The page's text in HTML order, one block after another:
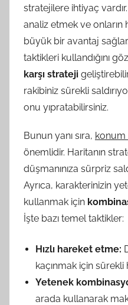
stratejilere ihtiyaç
analiz etmek ve
büyük bir avantaj sağlar.
taktikleri kullandığını
karşı strateji
rakibiniz sürekli
onu yıpratabilirsiniz.
Bunun yanı sıra, konum
önemlidir. Haritanın
düşmanınıza sürpriz
Ayrıca, karakterinizin
kullanmak için
İşte bazı temel taktikler:
Hızlı hareket etme:
kaçınmak için sürekli
Yetenek
arada kullanarak